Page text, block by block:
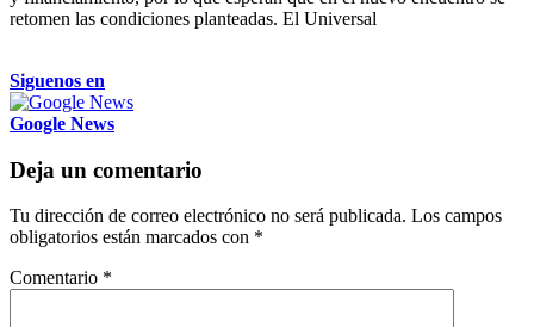
retomen las condiciones planteadas. El Universal
Siguenos en
Google News
Deja un comentario
Tu dirección de correo electrónico no será publicada. Los campos
obligatorios están marcados con *
Comentario *